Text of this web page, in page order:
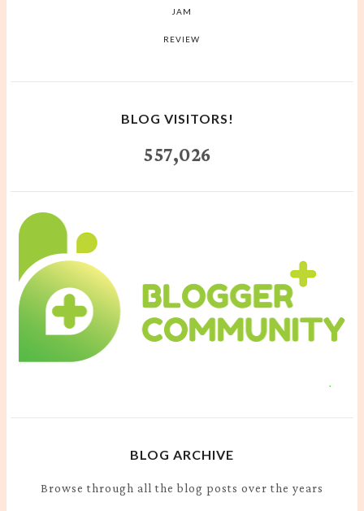
JAM
REVIEW
BLOG VISITORS!
557,026
BLOG ARCHIVE
Browse through all the blog posts over the years